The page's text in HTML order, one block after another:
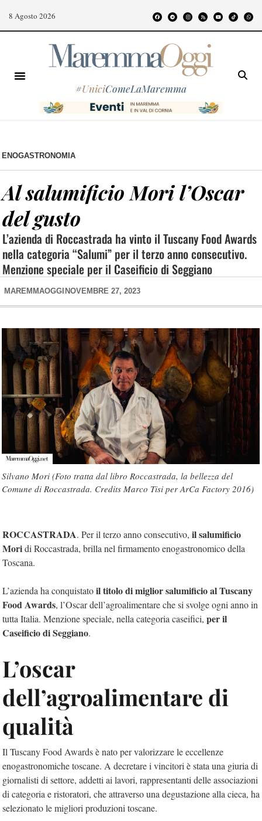
8 Agosto 2026
#UniciComeLaMaremma
ENOGASTRONOMIA
Al salumificio Mori l’Oscar
del gusto
L’azienda di Roccastrada ha vinto il Tuscany Food Awards
nella categoria “Salumi” per il terzo anno consecutivo.
Menzione speciale per il Caseificio di Seggiano
MAREMMAOGGI NOVEMBRE 27, 2023
Silvano Mori (Foto tratta dal libro Roccastrada, la bellezza del
Comune di Roccastrada. Credits Marco Tisi per ArCa Factory 2016)
ROCCASTRADA. Per il terzo anno consecutivo, il salumificio
Moridi Roccastrada, brilla nel firmamento enogastronomico della
Toscana.
L’azienda ha conquistatoil titolo di miglior salumificio al Tuscany
Food Awards, l’Oscar dell’agroalimentare che si svolge ogni anno in
tutta Italia. Menzione speciale, nella categoria caseifici, per il
Caseificio di Seggiano.
L’oscar
dell’agroalimentare di
qualità
Il Tuscany Food Awards è nato per valorizzare le eccellenze
enogastronomiche toscane. A decretare i vincitori è stata una giuria di
giornalisti di settore, addetti ai lavori, rappresentanti delle associazioni
di categoria e ristoratori, che attraverso una degustazione alla cieca, ha
selezionato le migliori produzioni toscane.